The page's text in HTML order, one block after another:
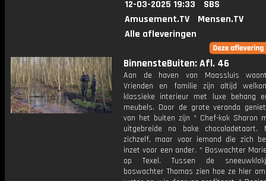
12-03-2025 19:33
SBS
Amusement.TV
Mensen.TV
Alle afleveringen
BinnensteBuiten: Afl. 46
Aan de haven van Maassluis
Vrienden en familie zijn altijd
klassieke interieur met luxe behang
meubels. Door de grote veranda
van het buiten zijn * Chef-kok Sharon
uitgebreide no bake chocoladetaart.
zichzelf, maar voor iemand die zich
inzet voor een ander. * Boswachter
op Texel. Tussen de
boswachter Thomas zien hoe ze hier